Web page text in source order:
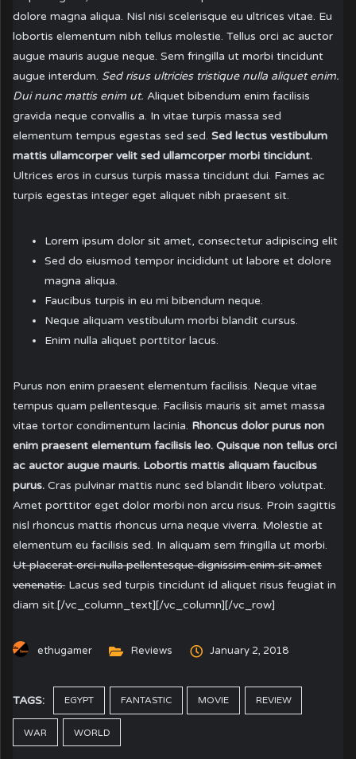
dolore magna aliqua. Nisl nisi scelerisque eu ultrices vitae. Eu
lobortis elementum nibh tellus molestie. Tellus orci ac auctor
augue mauris augue neque. Sem fringilla ut morbi tincidunt
augue interdum. Sed risus ultricies tristique nulla aliquet enim.
Dui nunc mattis enim ut. Aliquet bibendum enim facilisis
gravida neque convallis a. In vitae turpis massa sed
elementum tempus egestas sed sed.Sed lectus vestibulum
mattis ullamcorper velit sed ullamcorper morbi tincidunt.
Ultrices eros in cursus turpis massa tincidunt dui. Fames ac
turpis egestas integer eget aliquet nibh praesent sit.
Lorem ipsum dolor sit amet, consectetur adipiscing elit
Sed do eiusmod tempor incididunt ut labore et dolore
magna aliqua.
Faucibus turpis in eu mi bibendum neque.
Neque aliquam vestibulum morbi blandit cursus.
Enim nulla aliquet porttitor lacus.
Purus non enim praesent elementum facilisis. Neque vitae
tempus quam pellentesque. Facilisis mauris sit amet massa
vitae tortor condimentum lacinia. Rhoncus dolor purus non
enim praesent elementum facilisis leo. Quisque non tellus orci
ac auctor augue mauris. Lobortis mattis aliquam faucibus
purus. Cras pulvinar mattis nunc sed blandit libero volutpat.
Amet porttitor eget dolor morbi non arcu risus. Proin sagittis
nisl rhoncus mattis rhoncus urna neque viverra. Molestie at
elementum eu facilisis sed. In aliquam sem fringilla ut morbi.
Ut placerat orci nulla pellentesque dignissim enim sit amet
venenatis.Lacus sed turpis tincidunt id aliquet risus feugiat in
diam sit.[/vc_column_text][/vc_column][/vc_row]
ethugamer Reviews January 2, 2018
TAGS: EGYPT FANTASTIC MOVIE REVIEW
WAR WORLD